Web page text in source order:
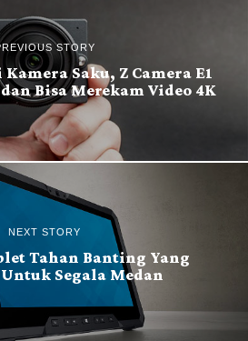
STORY
Saku, Z Camera E1
Bisa Merekam Video 4K
NEXT STORY
Tahan Banting Yang
Segala Medan